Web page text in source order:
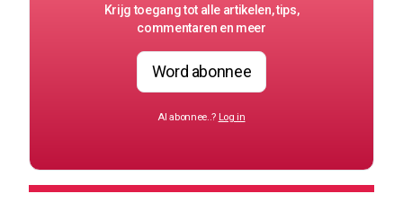
Krijg toegang tot alle artikelen, tips,
commentaren en meer
Word abonnee
Al abonnee..? Log in